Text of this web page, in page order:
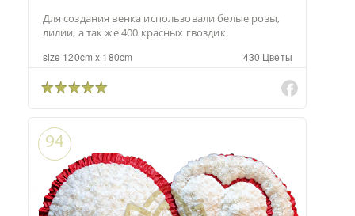
Для создания венка использовали белые розы,
лилии, а так же 400 красных гвоздик.
size 120cm x 180cm 430 Цветы
94